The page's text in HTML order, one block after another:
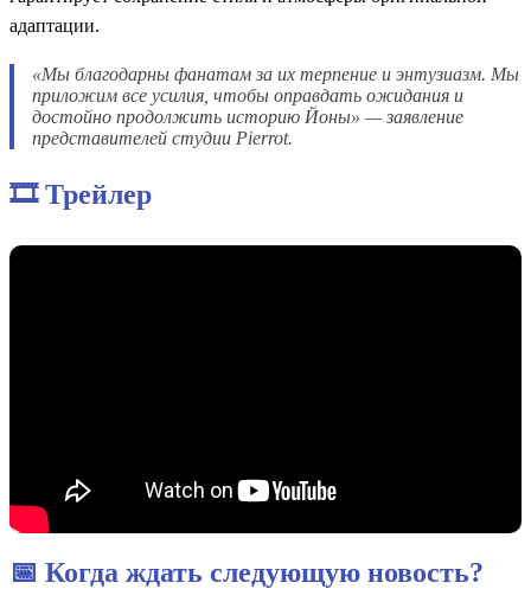
адаптации.
«Мы благодарны фанатам за их терпение и энтузиазм. Мы
приложим все усилия, чтобы оправдать ожидания и
достойно продолжить историю Йоны» — заявление
представителей студии Pierrot.
🎞️ Трейлер
📅 Когда ждать следующую новость?